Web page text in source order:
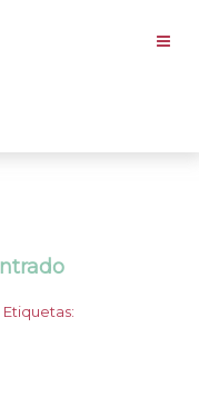
Etiquetas: